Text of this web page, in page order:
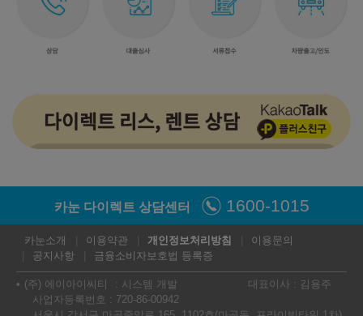
카눈 다이렉트 상담센터 1600-1015
카눈소개 이용약관 개인정보처리방침
이용문의
공지사항
금융소비자보호법 등록증
(주) 에이아이씨티 시스템 개발
대표이사 : 김용주
사업자등록번호 : 720-86-00942